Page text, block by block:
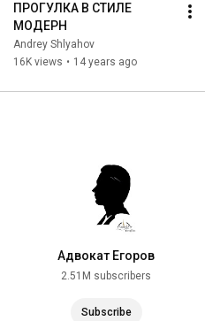
ПРОГУЛКА В СТИЛЕ
МОДЕРН
Andrey Shlyahov
16K views • 14 years ago
Адвокат Егоров
2.51M subscribers
Subscribe